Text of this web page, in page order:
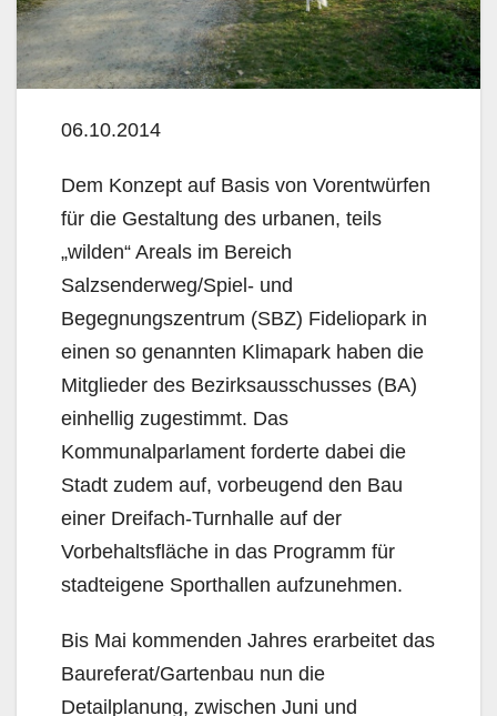
06.10.2014
Dem Konzept auf Basis von Vorentwürfen
für die Gestaltung des urbanen, teils
„wilden“ Areals im Bereich
Salzsenderweg/Spiel- und
Begegnungszentrum (SBZ) Fideliopark in
einen so genannten Klimapark haben die
Mitglieder des Bezirksausschusses (BA)
einhellig zugestimmt. Das
Kommunalparlament forderte dabei die
Stadt zudem auf, vorbeugend den Bau
einer Dreifach-Turnhalle auf der
Vorbehaltsfläche in das Programm für
stadteigene Sporthallen aufzunehmen.
Bis Mai kommenden Jahres erarbeitet das
Baureferat/Gartenbau nun die
Detailplanung, zwischen Juni und